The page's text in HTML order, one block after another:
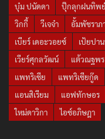
บุ๋ม ปนัดดา
ปุ๊กลุกฝนทิพ
วิกกี้
วีเจจ๋า อั้มพัชราภ
เบียร์ เดอะวอยซ์
เป้ยปา
เวียร์ศุกลวัฒน์
แต้วณฐพร
แพทริเซีย
แพทริเซียกู๊ด
แอนสิเรียม
แอฟทักษอร
ใหม่ดาวิกา
ไอซ์อภิษฎา